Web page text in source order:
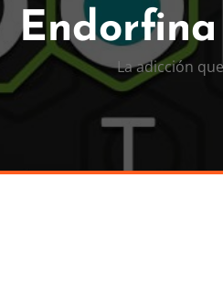
La adicción